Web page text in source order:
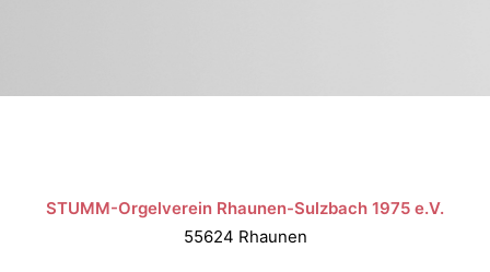
STUMM-Orgelverein Rhaunen-Sulzbach 1975 e.V.
55624 Rhaunen